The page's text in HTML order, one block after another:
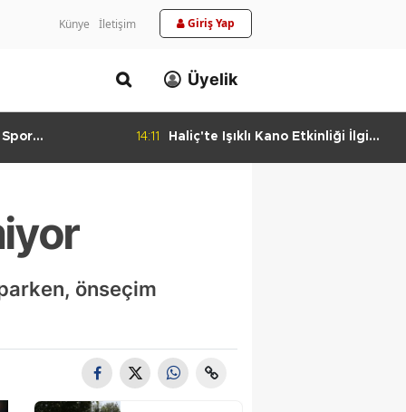
Künye İletişim Giriş Yap
Üyelik
14:11
Haliç'te Işıklı Kano Etkinliği İlgi
önseçim